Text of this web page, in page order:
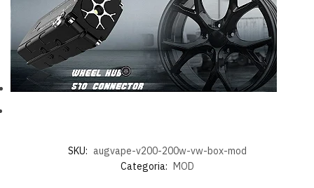
SKU: augvape-v200-200w-vw-box-mod
Categoria: MOD